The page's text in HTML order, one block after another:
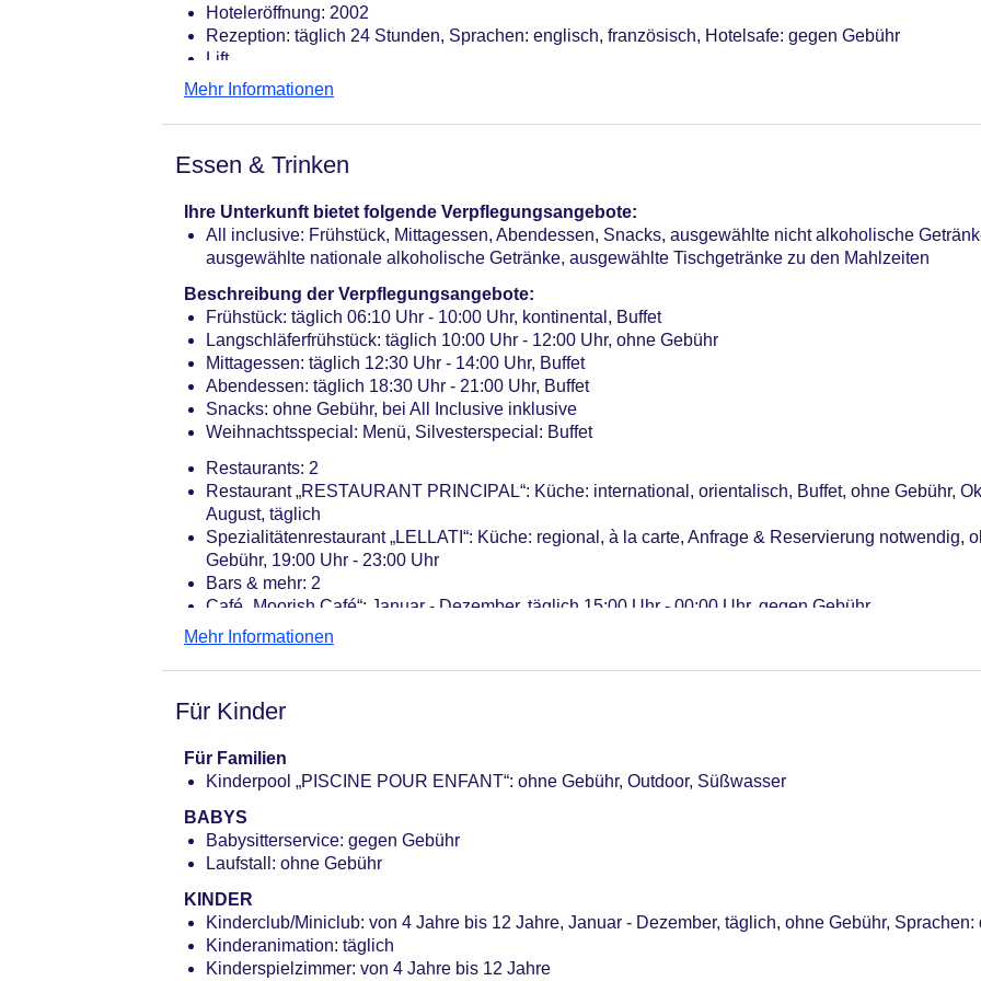
Hoteleröffnung: 2002
Rezeption: täglich 24 Stunden, Sprachen: englisch, französisch, Hotelsafe: gegen Gebühr
Lift
Gartenanlage, Sonnenterrasse
Pool „PISCINE EXTERIEUR“: ohne Gebühr, Outdoor, Liegestühle: ohne Gebühr, Sonnenschirme:
Kinderpool „PISCINE POUR ENFANT“: ohne Gebühr, Outdoor, Süßwasser
Souvenirshop, Minimarkt, Boutique, Friseur
Arzt: Sprachen: französisch
Amphitheater
Internet: WLAN/WiFi, an der Rezeption/in der Lobby: ohne Gebühr, in der Bar: ohne Gebühr, am
Wäscheservice: gegen Gebühr
Zahlungsarten: TUI Card / VISA, MasterCard
Parkmöglichkeiten: Parkplatz (nach Verfügbarkeit), unbewacht: gegen Gebühr
Tagungseinrichtungen: Konferenzräume: 2, klimatisierte Tagungsräume, Coffee Breaks: gegen
Etagen: 4, Zimmer: 245
Landeskategorie: 4 Sterne
Mehr Informationen
Essen & Trinken
Ihre Unterkunft bietet folgende Verpflegungsangebote:
All inclusive: Frühstück, Mittagessen, Abendessen, Snacks, ausgewählte nicht alkoholische
ausgewählte nationale alkoholische Getränke, ausgewählte Tischgetränke zu den Mahlzeiten
Beschreibung der Verpflegungsangebote:
Frühstück: täglich 06:10 Uhr - 10:00 Uhr, kontinental, Buffet
Langschläferfrühstück: täglich 10:00 Uhr - 12:00 Uhr, ohne Gebühr
Mittagessen: täglich 12:30 Uhr - 14:00 Uhr, Buffet
Abendessen: täglich 18:30 Uhr - 21:00 Uhr, Buffet
Snacks: ohne Gebühr, bei All Inclusive inklusive
Weihnachtsspecial: Menü, Silvesterspecial: Buffet
Restaurants: 2
Restaurant „RESTAURANT PRINCIPAL“: Küche: international, orientalisch, Buffet, ohne Gebühr,
August, täglich
Spezialitätenrestaurant „LELLATI“: Küche: regional, à la carte, Anfrage & Reservierung notwendig,
Gebühr, 19:00 Uhr - 23:00 Uhr
Bars & mehr: 2
Café „Moorish Café“: Januar - Dezember, täglich 15:00 Uhr - 00:00 Uhr, gegen Gebühr
Lobbybar: Januar - Dezember; saisonabhängig, 09:00 Uhr - 00:00 Uhr, gegen Gebühr
Mehr Informationen
Für Kinder
Für Familien
Kinderpool „PISCINE POUR ENFANT“: ohne Gebühr, Outdoor, Süßwasser
BABYS
Babysitterservice: gegen Gebühr
Laufstall: ohne Gebühr
KINDER
Kinderclub/Miniclub: von 4 Jahre bis 12 Jahre, Januar - Dezember, täglich, ohne Gebühr,
Kinderanimation: täglich
Kinderspielzimmer: von 4 Jahre bis 12 Jahre